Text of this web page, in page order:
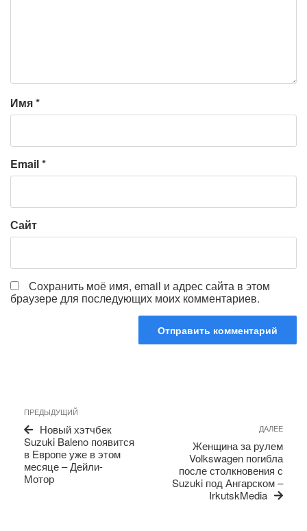
Имя*
Email*
Сайт
Сохранить моё имя, email и адрес сайта в этом
браузере для последующих моих комментариев.
по
записям
Предыдущая
запись
ПРЕДЫДУЩИЙ
Новый хэтчбек
Suzuki Baleno появится
в Европе уже в этом
месяце – Дейли-
Мотор
ДАЛЕЕ
Женщина за рулем
Volkswagen погибла
после столкновения с
Suzuki под Ангарском –
IrkutskMedia